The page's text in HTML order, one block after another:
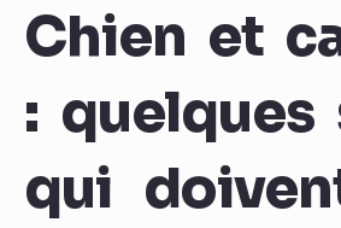
Chien et
: quelques
qui